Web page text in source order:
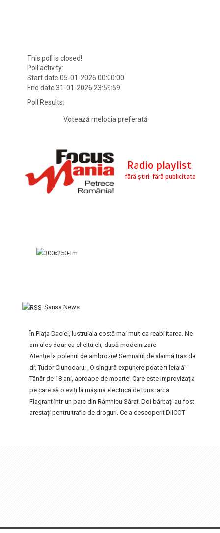
This poll is closed!
Poll activity:
Start date 05-01-2026 00:00:00
End date 31-01-2026 23:59:59
Poll Results:
Votează melodia preferată
Şansa News
În Piața Daciei, lustruiala costă mai mult ca reabilitarea. Ne-
am ales doar cu cheltuieli, după modernizare
Atenție la polenul de ambrozie! Semnalul de alarmă tras de
dr. Tudor Ciuhodaru: „O singură expunere poate fi letală”
Tânăr de 18 ani, aproape de moarte! Care este improvizația
pe care să o eviți la mașina electrică de tuns iarba
Flagrant într-un parc din Râmnicu Sărat! Doi bărbați au fost
arestați pentru trafic de droguri. Ce a descoperit DIICOT